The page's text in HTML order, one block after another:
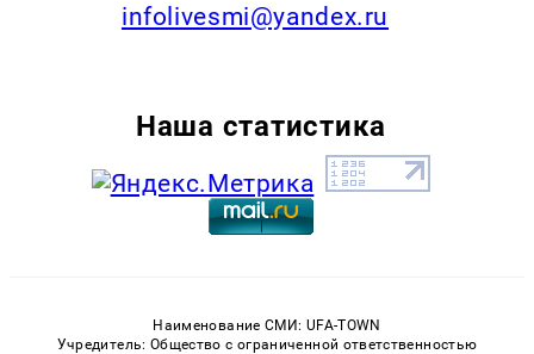
infolivesmi@yandex.ru
Наша статистика
Наименование СМИ: UFA-TOWN
Учредитель: Общество с ограниченной ответственностью